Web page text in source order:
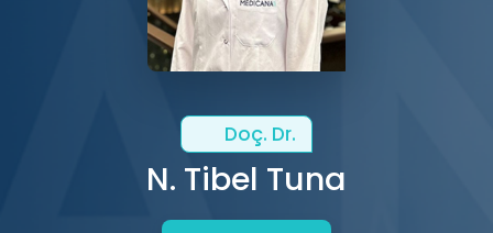
Doç. Dr.
N. Tibel Tuna